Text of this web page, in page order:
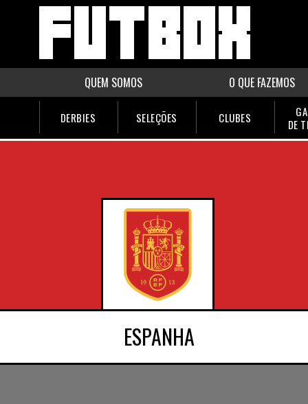
QUEM SOMOS O QUE FAZEMOS
DERBIES SELEÇÕES CLUBES
DE
ESPANHA